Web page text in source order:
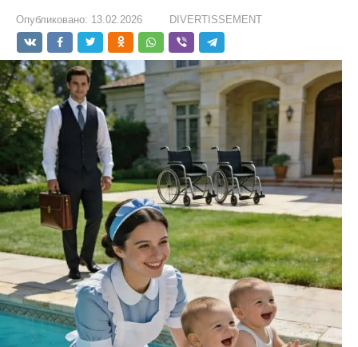
Опубликовано: 13.02.2026 DIVERTISSEMENT